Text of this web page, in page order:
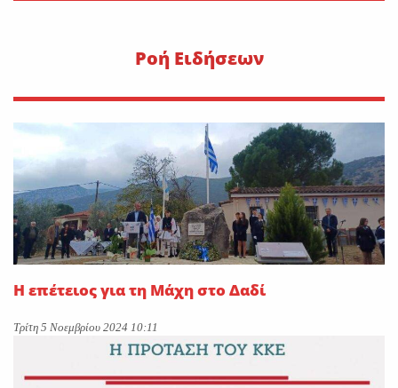
Η METLEN υπογράφει
προμήθειας γαλλίου
29 Ιουλίου 2026
“Εφυγε” ο Ιωάννης Δ.
Κωλέττης σε ηλικία 55 ετών
On28 Ιουλίου 2026
Pοή Ειδήσεων
Η επέτειος για τη Μάχη στο Δαδί
Τρίτη 5 Νοεμβρίου 2024 10:11